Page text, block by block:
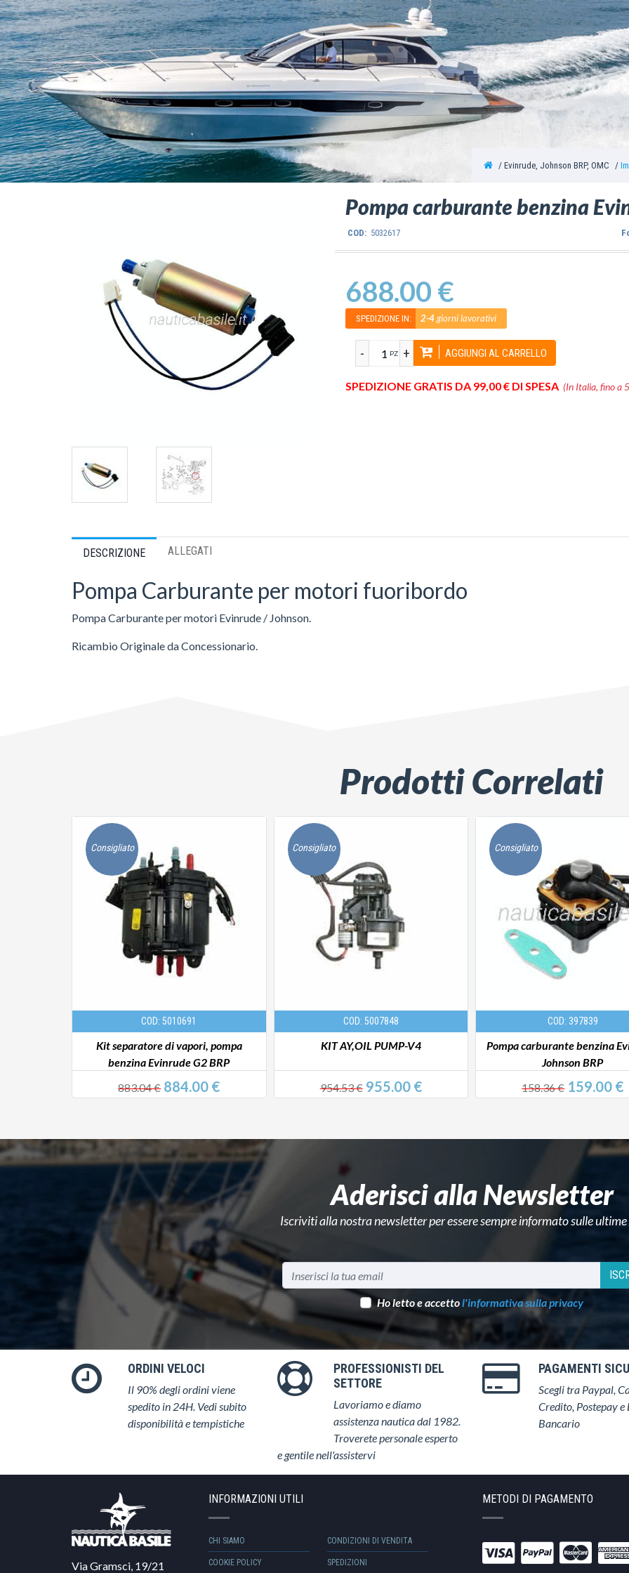
Evinrude, Johnson BRP, OMC
Pompa carburante benzina
COD: 5032617
688.00 €
SPEDIZIONE IN: 2-4giorni lavorativi
PZ +
- AGGIUNGI AL CARRELLO
SPEDIZIONE GRATIS DA 99,00 € DI SPESA (In Italia, fino a
DESCRIZIONE ALLEGATI
Pompa Carburante per motori fuoribordo
Pompa Carburante per motori Evinrude / Johnson.
Ricambio Originale da Concessionario.
Prodotti Correlati
Consigliato
COD: 5010691
Kit separatore di vapori, pompa
benzina Evinrude G2 BRP
883.04 €884.00 €
Consigliato
COD: 5007848
KIT AY,OIL PUMP-V4
954.53 €955.00 €
Consigliato
COD: 397839
Pompa carburante benzina
Johnson BRP
158.36 €159.00 €
Aderisci alla Newsletter
Iscriviti alla nostra newsletter per essere sempre informato sulle
Ho letto e accettol'informativa sulla privacy
ORDINI VELOCI
Il 90% degli ordini viene
spedito in 24H. Vedi subito
disponibilità e tempistiche
PROFESSIONISTI DEL
SETTORE
Lavoriamo e diamo
assistenza nautica dal 1982.
Troverete personale esperto
e gentile nell'assistervi
PAGAMENTI
Scegli tra Paypal,
Credito, Postepay e
Bancario
Via Gramsci, 19/21
INFORMAZIONI UTILI
CHI SIAMO CONDIZIONI DI VENDITA
COOKIE POLICY SPEDIZIONI
METODI DI PAGAMENTO